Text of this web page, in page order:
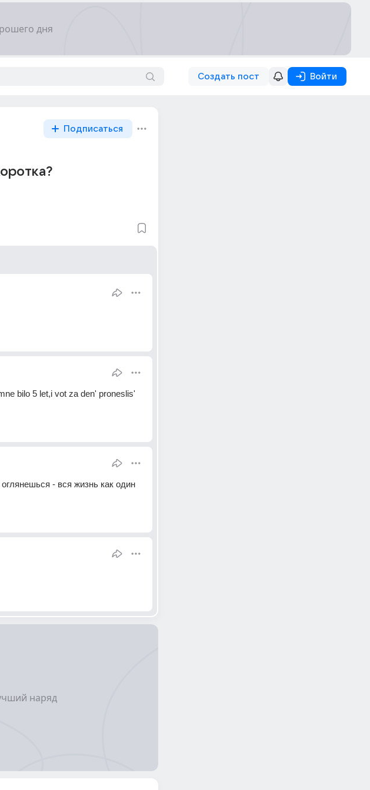
Создать пост Войти
Подписаться
bilo 5 let,i vot za den' proneslis'
- вся жизнь как один